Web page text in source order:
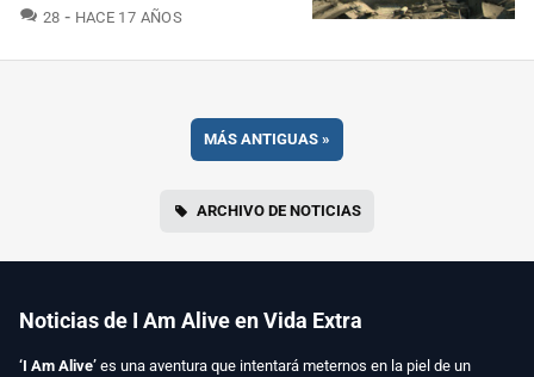
28 COMENTARIOS
HACE 17 AÑOS
MÁS ANTIGUAS »
ARCHIVO DE NOTICIAS
Noticias de I Am Alive en Vida Extra
‘I Am Alive’ es una aventura que intentará meternos en la piel de un